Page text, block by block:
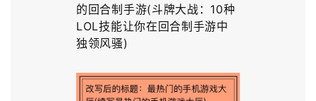
的回合制手游(斗牌大战：10种
LOL技能让你在回合制手游中
独领风骚)